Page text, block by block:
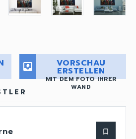
move_to_inbox VORSCHAU
ERSTELLEN
MIT DEM FOTO IHRER
WAND
bookmark_border